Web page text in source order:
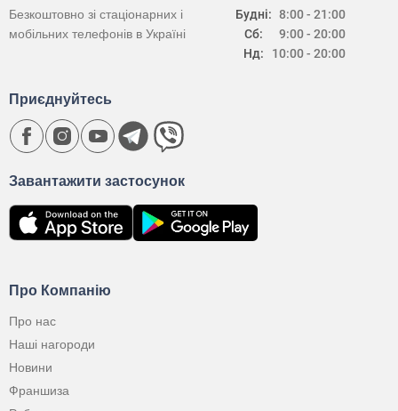
Будні:
Сб:
Нд:
8:00 - 21:00
9:00 - 20:00
10:00 - 20:00
Безкоштовно зі стаціонарних і
мобільних телефонів в Україні
Про Компанію
Про нас
Наші нагороди
Новини
Франшиза
Завантажити застосунок
Приєднуйтесь